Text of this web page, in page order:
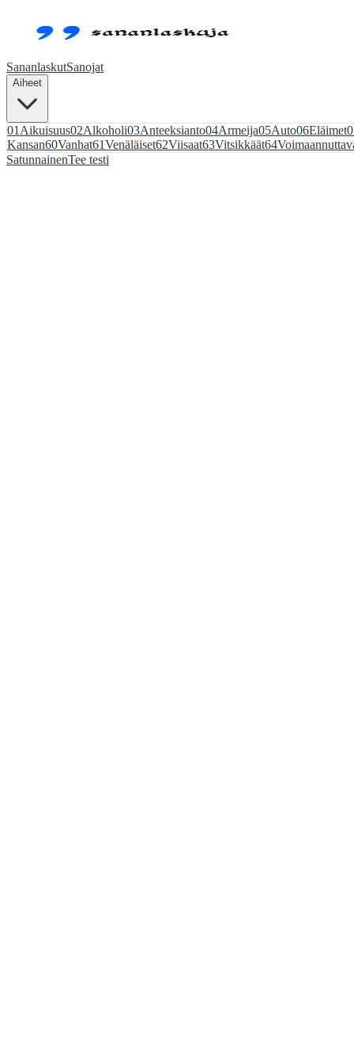
SananlaskutSanojat
Aiheet
01 Aikuisuus02Alkoholi03Anteeksianto04Armeija05Auto06Eläimet
Kansan60Vanhat61Venäläiset62Viisaat63Vitsikkäät64
SatunnainenTee testi